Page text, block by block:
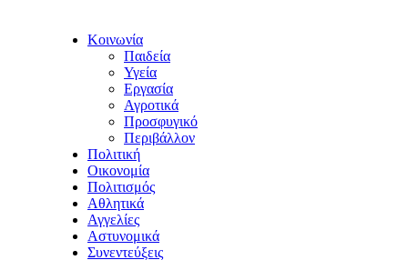
Κοινωνία
Παιδεία
Υγεία
Εργασία
Αγροτικά
Προσφυγικό
Περιβάλλον
Πολιτική
Οικονομία
Πολιτισμός
Αθλητικά
Αγγελίες
Αστυνομικά
Συνεντεύξεις